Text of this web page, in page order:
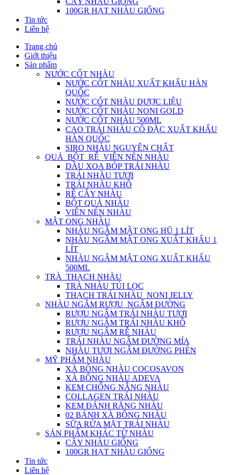
100GR HẠT NHÀU GIỐNG
Tin tức
Liên hệ
Trang chủ
Giới thiệu
Sản phẩm
NƯỚC CỐT NHÀU
NƯỚC CỐT NHÀU XUẤT KHẨU HÀN
QUỐC
NƯỚC CỐT NHÀU DƯỢC LIỆU
NƯỚC CỐT NHÀU NONI GOLD
NƯỚC CỐT NHÀU 500ML
CAO TRÁI NHÀU CÔ ĐẶC XUẤT KHẨU
HÀN QUỐC
SIRO NHÀU NGUYÊN CHẤT
QUẢ_BỘT_RỄ_VIÊN NÉN NHÀU
DẦU XOA BÓP TRÁI NHÀU
TRÁI NHÀU TƯƠI
TRÁI NHÀU KHÔ
RỄ CÂY NHÀU
BỘT QUẢ NHÀU
VIÊN NÉN NHÀU
MẬT ONG NHÀU
NHÀU NGÂM MẬT ONG HŨ 1 LÍT
NHÀU NGÂM MẬT ONG XUẤT KHẨU 1
LÍT
NHÀU NGÂM MẬT ONG XUẤT KHẨU
500ML
TRÀ_THẠCH NHÀU
TRÀ NHÀU TÚI LỌC
THẠCH TRÁI NHÀU_NONI JELLY
NHÀU NGÂM RƯỢU_NGÂM ĐƯỜNG
RƯỢU NGÂM TRÁI NHÀU TƯƠI
RƯỢU NGÂM TRÁI NHÀU KHÔ
RƯỢU NGÂM RỄ NHÀU
TRÁI NHÀU NGÂM ĐƯỜNG MÍA
NHÀU TƯƠI NGÂM ĐƯỜNG PHÈN
MỸ PHẨM NHÀU
XÀ BÔNG NHÀU COCOSAVON
XÀ BÔNG NHÀU ADEVA
KEM CHỐNG NẮNG NHÀU
COLLAGEN TRÁI NHÀU
KEM ĐÁNH RĂNG NHÀU
02 BÁNH XÀ BÔNG NHÀU
SỮA RỬA MẶT TRÁI NHÀU
SẢN PHẨM KHÁC TỪ NHÀU
CÂY NHÀU GIỐNG
100GR HẠT NHÀU GIỐNG
Tin tức
Liên hệ